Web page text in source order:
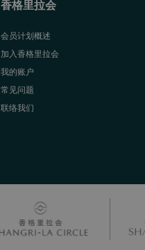
香格里拉会
会员计划概述
加入香格里拉会
我的账户
常见问题
联络我们